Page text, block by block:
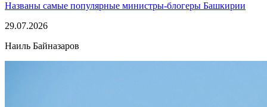
Названы самые популярные министры-блогеры Башкирии
29.07.2026
Наиль Байназаров